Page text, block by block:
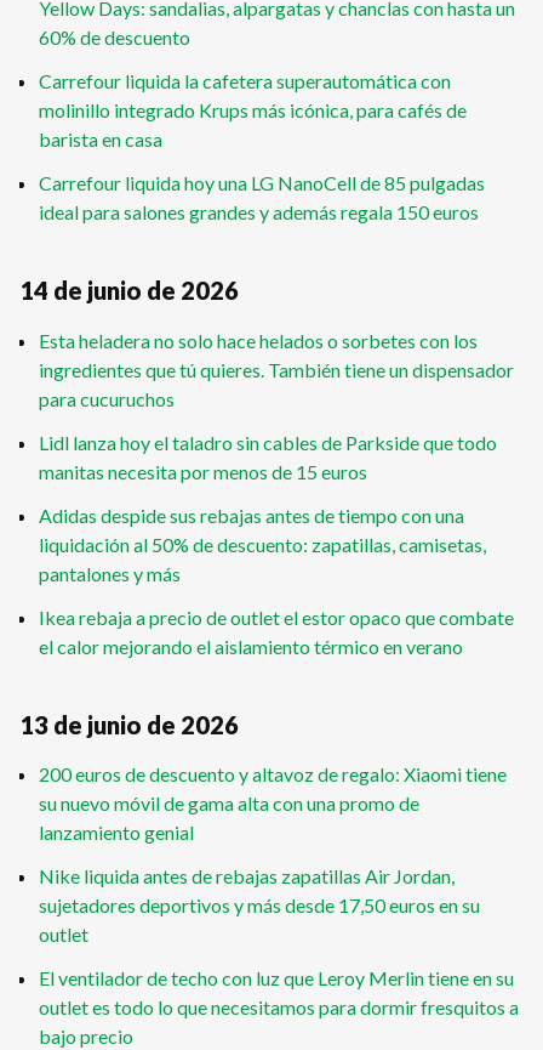
Yellow Days: sandalias, alpargatas y chanclas con hasta un
60% de descuento
Carrefour liquida la cafetera superautomática con
molinillo integrado Krups más icónica, para cafés de
barista en casa
Carrefour liquida hoy una LG NanoCell de 85 pulgadas
ideal para salones grandes y además regala 150 euros
14 de junio de 2026
Esta heladera no solo hace helados o sorbetes con los
ingredientes que tú quieres. También tiene un dispensador
para cucuruchos
Lidl lanza hoy el taladro sin cables de Parkside que todo
manitas necesita por menos de 15 euros
Adidas despide sus rebajas antes de tiempo con una
liquidación al 50% de descuento: zapatillas, camisetas,
pantalones y más
Ikea rebaja a precio de outlet el estor opaco que combate
el calor mejorando el aislamiento térmico en verano
13 de junio de 2026
200 euros de descuento y altavoz de regalo: Xiaomi tiene
su nuevo móvil de gama alta con una promo de
lanzamiento genial
Nike liquida antes de rebajas zapatillas Air Jordan,
sujetadores deportivos y más desde 17,50 euros en su
outlet
El ventilador de techo con luz que Leroy Merlin tiene en su
outlet es todo lo que necesitamos para dormir fresquitos a
bajo precio